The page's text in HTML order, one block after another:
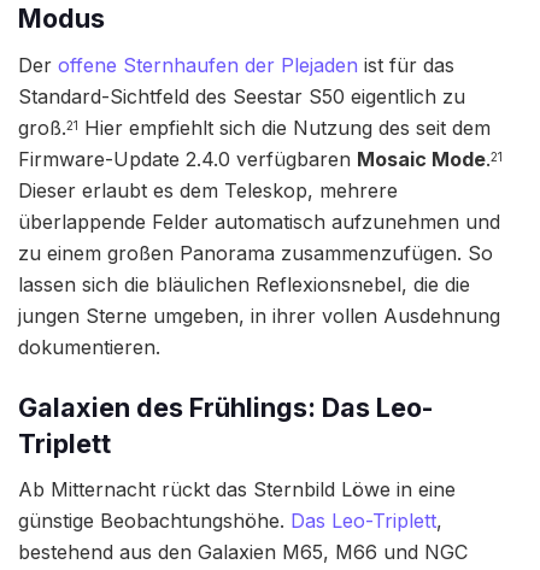
Modus
Der offene Sternhaufen der Plejaden ist für das
Standard-Sichtfeld des Seestar S50 eigentlich zu
groß.21 Hier empfiehlt sich die Nutzung des seit dem
Firmware-Update 2.4.0 verfügbaren Mosaic Mode.21
Dieser erlaubt es dem Teleskop, mehrere
überlappende Felder automatisch aufzunehmen und
zu einem großen Panorama zusammenzufügen. So
lassen sich die bläulichen Reflexionsnebel, die die
jungen Sterne umgeben, in ihrer vollen Ausdehnung
dokumentieren.
Galaxien des Frühlings: Das Leo-
Triplett
Ab Mitternacht rückt das Sternbild Löwe in eine
günstige Beobachtungshöhe. Das Leo-Triplett,
bestehend aus den Galaxien M65, M66 und NGC